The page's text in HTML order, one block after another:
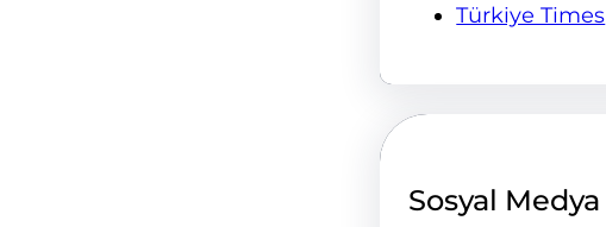
Türkiye Times
Sosyal Medya